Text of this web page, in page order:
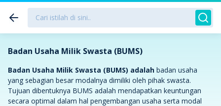
Badan Usaha Milik Swasta (BUMS)
Badan Usaha Milik Swasta (BUMS) adalah badan usaha
yang sebagian besar modalnya dimiliki oleh pihak swasta.
Tujuan dibentuknya BUMS adalah mendapatkan keuntungan
secara optimal dalam hal pengembangan usaha serta modal